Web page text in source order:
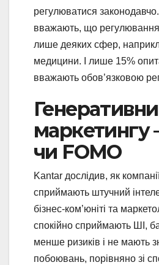
регулюватися
вважають, що
лише деяких сфер,
медицини. І лише 15%
вважають обов’язковою
маркетингу
чи FOMO
Kantar дослідив, як
сприймають штучний
бізнес-ком’юніті та
спокійно сприймають ШІ,
менше ризиків і не мають
побоювань, порівняно зі